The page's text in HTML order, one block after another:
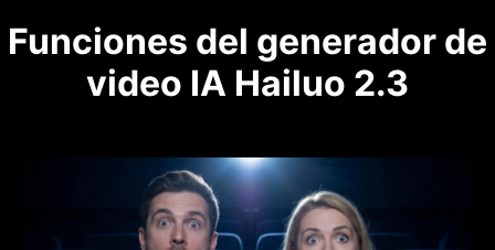
Funciones del generador de
video IA Hailuo 2.3